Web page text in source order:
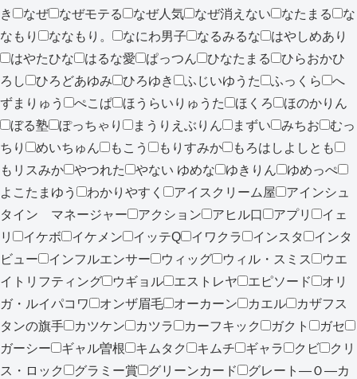
き
なぜ なぜモテる なぜ人気 なぜ消えない なたまる
な
なもり
ななもり。 なにわ男子 なるみるな
はやしめあり
はやたひな
はるな愛 ぱっつん ひなたまる
ひらおかひ
ろし
ひろどあゆみ ひろゆき ふじいゆうた ふっくら
へ
ずまりゅう
ぺこぱ ほうらいりゅうた ほくろ
ほのかりん
ぼる塾
ぽっちゃり まうりえぶりん まずい みちお
むっ
ちり
めいちゅん もこう もりすみか
もろはしよしとも
もリスみか
やつれた やない ゆめな ゆきりん
ゆめっぺ
よこたまゆう
わかりやすく アイスクリーム屋
アインシュ
タイン マネージャー
アクション アヒル口 アプリ
イェ
リ
イケボ イケメン イッテQ イワクラ インスタ
インタ
ビュー
インフルエンサー ウィッグ ウィル・スミス
ウエ
イトリフティング
ウギョル エストレヤ エピソード
オリ
ガ・ルイパコワ
オンザ眉毛 オーカーン カエル
カザフス
タンの旗手
カツケン カツラ カーフキック ガクト
ガセ
ガーシー
ギャル曽根 キムタク キムチ ギャラ クビ
クリ
ス・ロック
グラミー賞 グリーンカード
グレート―Ｏ―カ